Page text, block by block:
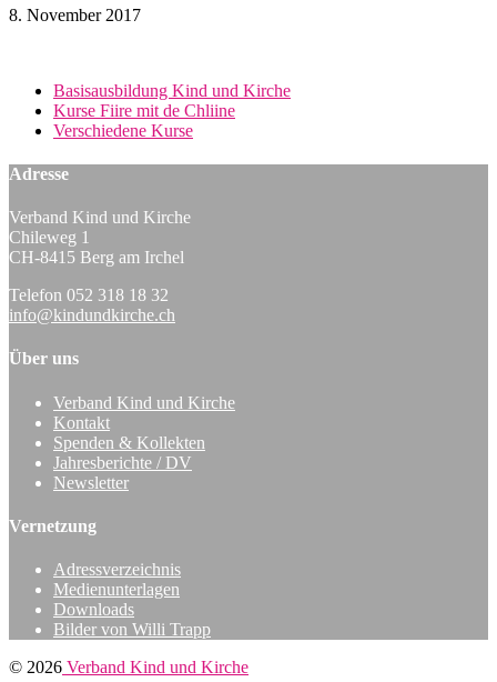
8. November 2017
Basisausbildung Kind und Kirche
Kurse Fiire mit de Chliine
Verschiedene Kurse
Adresse
Verband Kind und Kirche
Chileweg 1
CH-8415 Berg am Irchel
Telefon 052 318 18 32
info@kindundkirche.ch
Über uns
Verband Kind und Kirche
Kontakt
Spenden & Kollekten
Jahresberichte / DV
Newsletter
Vernetzung
Adressverzeichnis
Medienunterlagen
Downloads
Bilder von Willi Trapp
© 2026 Verband Kind und Kirche